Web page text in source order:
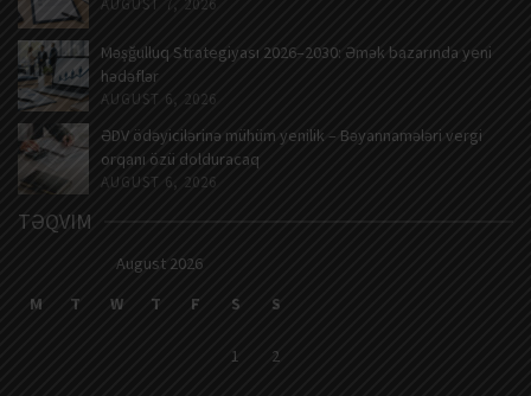
AUGUST 7, 2026
Məşğulluq Strategiyası 2026–2030: Əmək bazarında yeni
hədəflər
AUGUST 6, 2026
ƏDV ödəyicilərinə mühüm yenilik – Bəyannamələri vergi
orqanı özü dolduracaq
AUGUST 6, 2026
TƏQVIM
August 2026
M
T W T F S S
1 2